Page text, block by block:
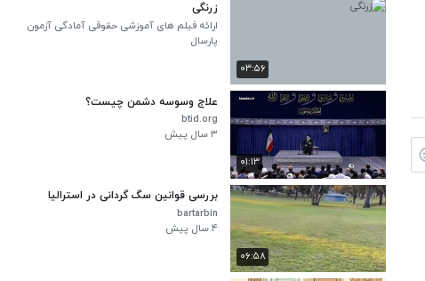
۰۳:۵۶
زرنگی
ارائه فیلم های آموزشی حقوقی آمادگی آزمون
وکالت
پارسال
۰۱:۱۳
علاج وسوسه دشمن چیست؟
btid.org
۳ سال پیش
۰۶:۵۸
بررسی قوانین سگ گردانی در استرالیا
bartarbin
۴ سال پیش